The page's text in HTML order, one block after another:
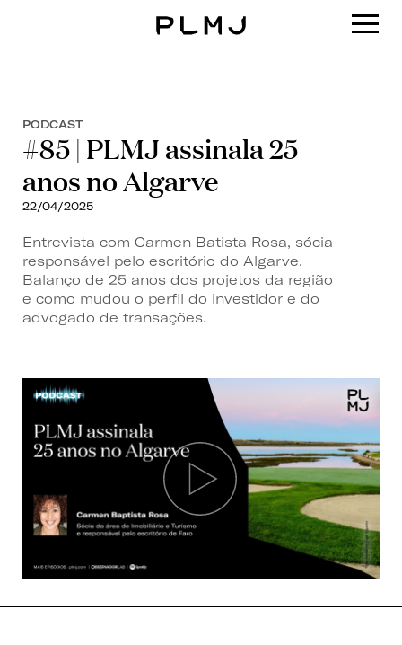
PODCAST
#85 | PLMJ assinala 25
anos no Algarve
22/04/2025
Entrevista com Carmen Batista Rosa, sócia
responsável pelo escritório do Algarve.
Balanço de 25 anos dos projetos da região
e como mudou o perfil do investidor e do
advogado de transações.